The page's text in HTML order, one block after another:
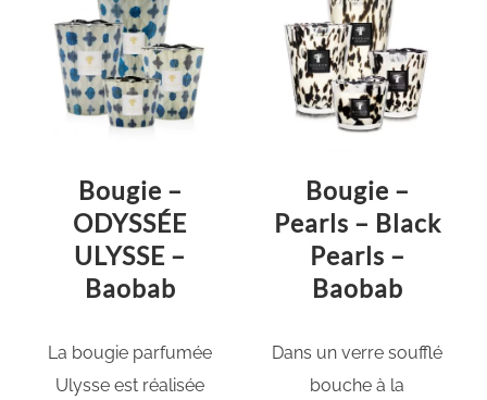
Bougie –
ODYSSÉE
ULYSSE –
Baobab
La bougie parfumée
Ulysse est réalisée
Bougie –
Pearls – Black
Pearls –
Baobab
Dans un verre soufflé
bouche à la